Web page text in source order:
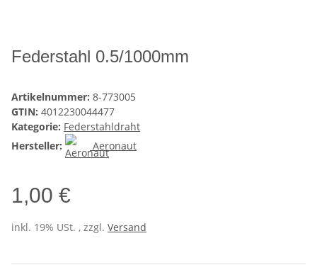
Federstahl 0.5/1000mm
Artikelnummer: 8-773005
GTIN: 4012230044477
Kategorie: Federstahldraht
Hersteller:
Aeronaut
1,00 €
inkl. 19% USt. , zzgl. Versand